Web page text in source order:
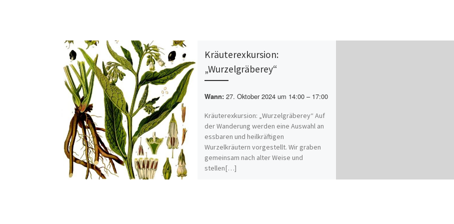
Kräuterexkursion:
„Wurzelgräberey“
Wann: 27. Oktober 2024 um 14:00 – 17:00
Kräuterexkursion: „Wurzelgräberey“ Auf
der Wanderung werden eine Auswahl an
essbaren und heilkräftigen
Wurzelkräutern vorgestellt. Wir graben
gemeinsam nach alter Weise und
stellen[…]